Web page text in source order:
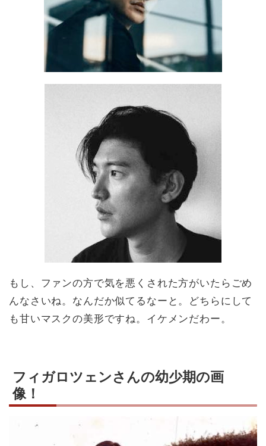
もし、ファンの方で気を悪くされた方がいたらごめ
んなさいね。なんだか似てるなーと。どちらにして
も甘いマスクの美形ですね。イケメンだわー。
フィガロツェンさんの幼少期の画
像！